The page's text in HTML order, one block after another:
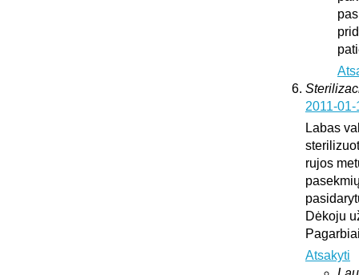
2011-
Labas
rujos
Dėkoju
Atsakyti